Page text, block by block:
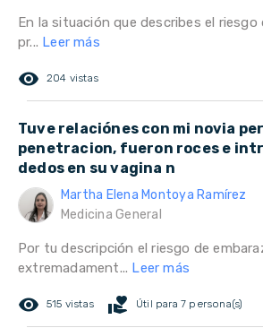
En la situación que describes el riesgo
pr... Leer más
remove_red_eye 204 vistas
Tuve relaciónes con mi novia
penetracion, fueron roces e
dedos en su vagina n
Martha Elena Montoya Ramírez
Medicina General
Por tu descripción el riesgo de
extremadament... Leer más
remove_red_eye 515 vistas volunteer_activism Útil para 7 persona(s)